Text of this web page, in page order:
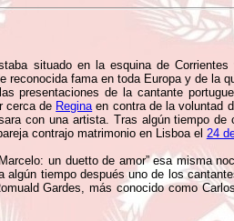
situado en la esquina de
reconocida fama en toda Europa y de la
presentaciones de la cantante
cerca de Reginaen contra de la voluntad
con una artista. Tras algún tiempo de
contrajo matrimonio en Lisboa el 24
un duetto de amor” esa misma
tiempo después uno de los
Gardes, más conocido como